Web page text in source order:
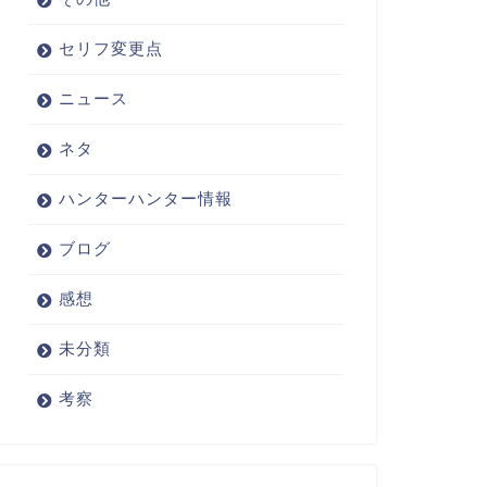
セリフ変更点
ニュース
ネタ
ハンターハンター情報
ブログ
感想
未分類
考察